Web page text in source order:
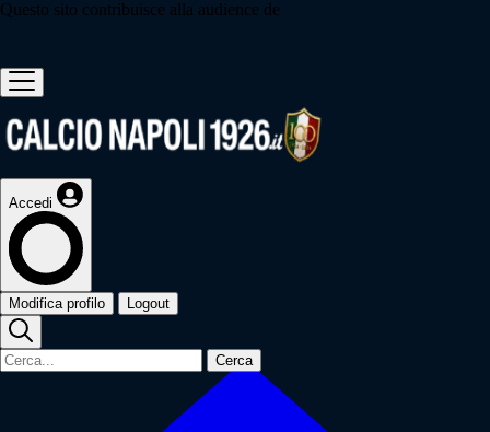
Questo sito contribuisce alla audience de
Accedi
Modifica profilo Logout
Cerca